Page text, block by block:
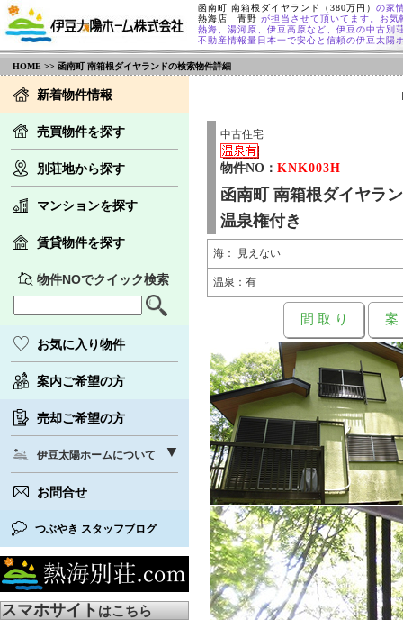
函南町 南箱根ダイヤランド（380万円） の家
熱海店 青野 が担当させて頂いてます。お気
熱海、湯河原、伊豆高原など、伊豆の中古別
不動産情報量日本一で安心と信頼の伊豆太陽
HOME >> 函南町 南箱根ダイヤランドの検索物件詳細
新着物件情報
売買物件を探す
別荘地から探す
マンションを探す
賃貸物件を探す
物件NOでクイック検索
お気に入り物件
案内ご希望の方
売却ご希望の方
伊豆太陽ホームについて
お問合せ
つぶやき スタッフブログ
スマホサイトはこちら
中古住宅
物件NO： KNK003H
函南町 南箱根ダイヤラ
温泉権付き
海： 見えない
温泉：有
間 取 り 案